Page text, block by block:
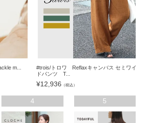
m...
#trois/トロワ Reflaxキャンバス セミワイ
ドパンツ T...
¥12,936 （税込）
4 5